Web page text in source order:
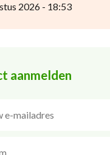
2026 - 18:53
aanmelden